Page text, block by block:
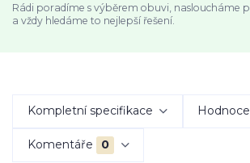
Rádi poradíme s výběrem obuvi, nasloucháme
a vždy hledáme to nejlepší řešení.
Kompletní specifikace
Komentáře 0